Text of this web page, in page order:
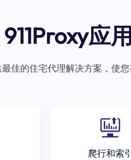
911Proxy应
最佳的住宅代理解决方案，使
爬行和索